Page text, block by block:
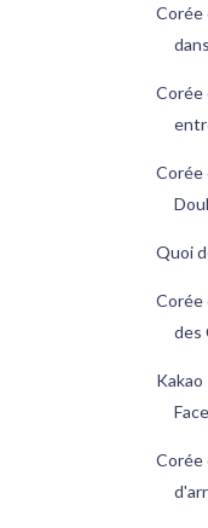
Corée
Corée
Corée
Quoi
Corée
des
Corée